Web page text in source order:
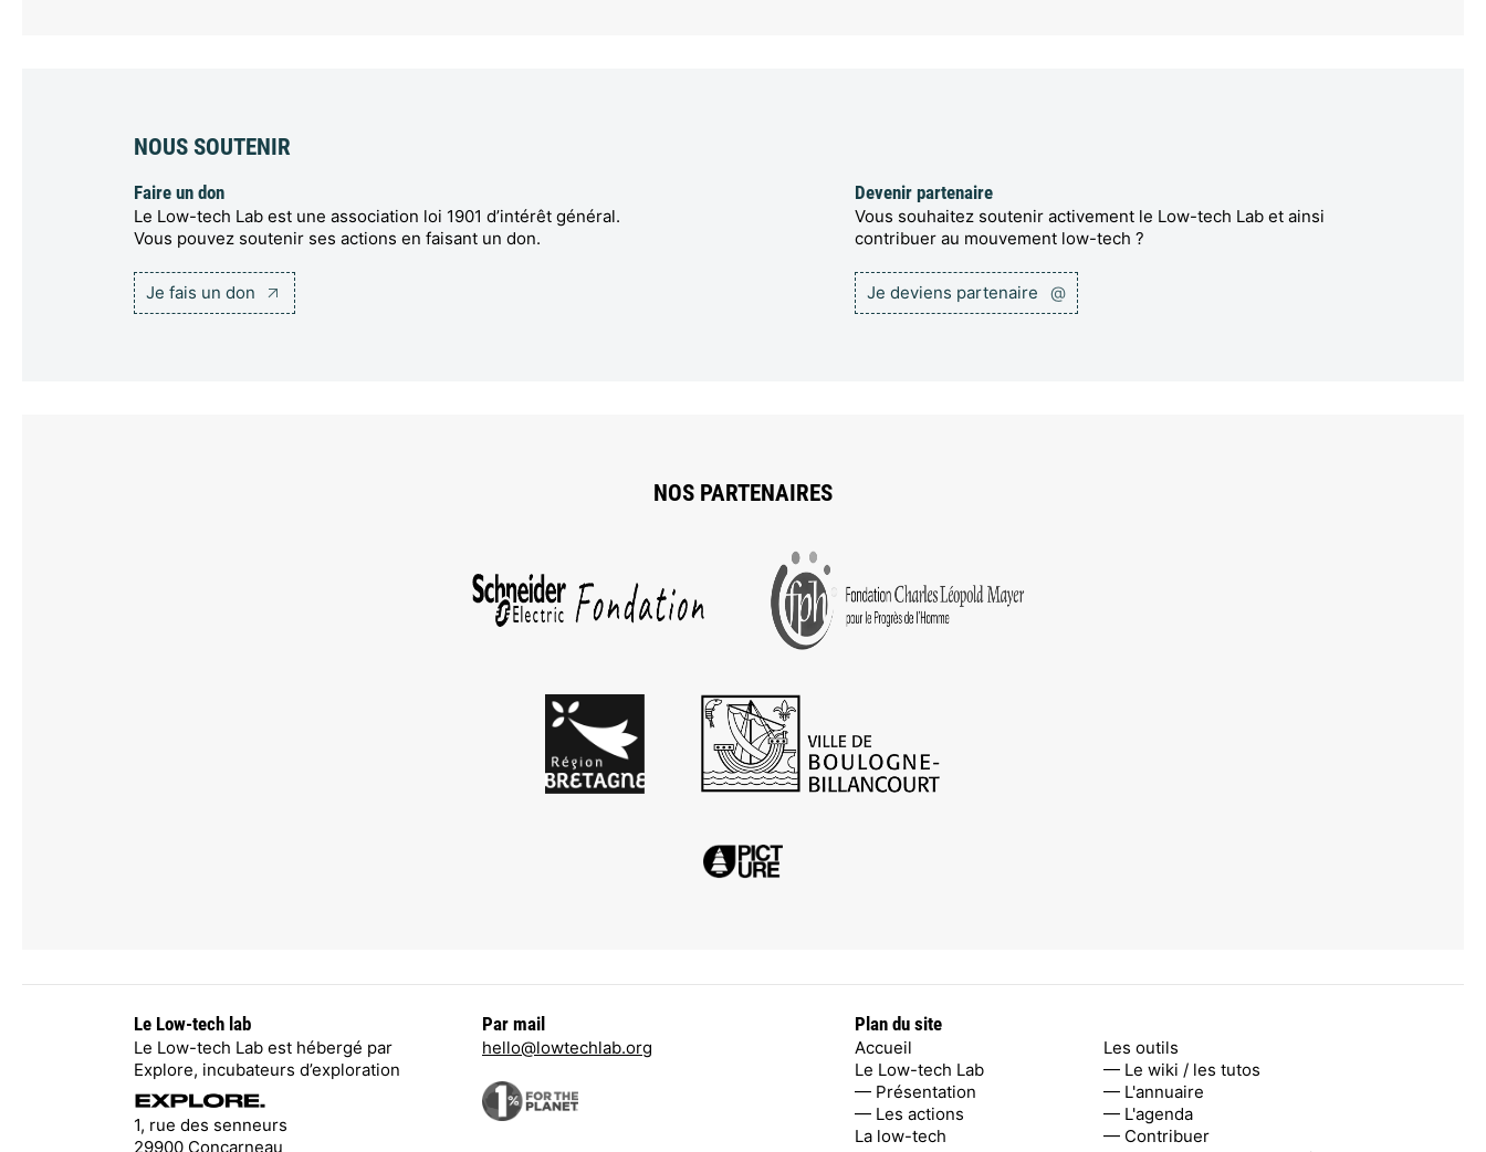
NOUS SOUTENIR
Faire un don
Le Low-tech Lab est une association loi 1901 d’intérêt général.
Vous pouvez soutenir ses actions en faisant un don.
Je fais un don
Devenir partenaire
Vous souhaitez soutenir activement le Low-tech Lab et ainsi
contribuer au mouvement low-tech ?
Je deviens partenaire @
NOS PARTENAIRES
Le Low-tech lab
Le Low-tech Lab est hébergé par
Explore, incubateurs d’exploration
1, rue des senneurs
29900 Concarneau
Par mail
hello@lowtechlab.org
Plan du site
Accueil
Le Low-tech Lab
— Présentation
— Les actions
La low-tech
Les outils
— Le wiki / les tutos
— L'annuaire
— L'agenda
— Contribuer